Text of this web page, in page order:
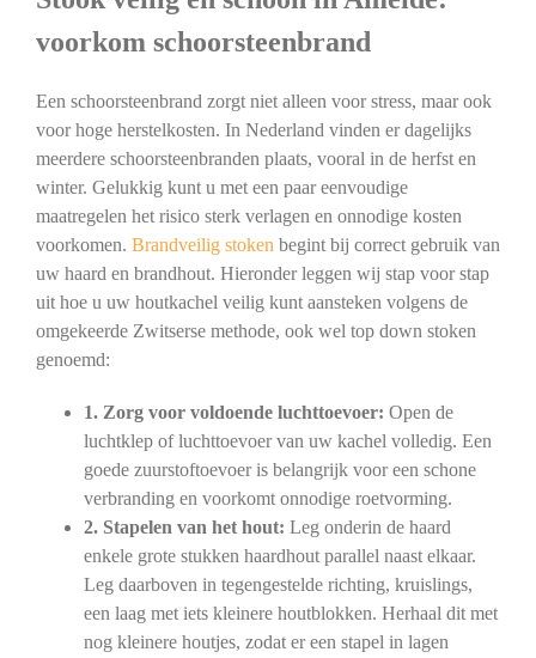
voorkom schoorsteenbrand
Een schoorsteenbrand zorgt niet alleen voor stress, maar ook
voor hoge herstelkosten. In Nederland vinden er dagelijks
meerdere schoorsteenbranden plaats, vooral in de herfst en
winter. Gelukkig kunt u met een paar eenvoudige
maatregelen het risico sterk verlagen en onnodige kosten
voorkomen. Brandveilig stoken begint bij correct gebruik van
uw haard en brandhout. Hieronder leggen wij stap voor stap
uit hoe u uw houtkachel veilig kunt aansteken volgens de
omgekeerde Zwitserse methode, ook wel top down stoken
genoemd:
1. Zorg voor voldoende luchttoevoer: Open de
luchtklep of luchttoevoer van uw kachel volledig. Een
goede zuurstoftoevoer is belangrijk voor een schone
verbranding en voorkomt onnodige roetvorming.
2. Stapelen van het hout: Leg onderin de haard
enkele grote stukken haardhout parallel naast elkaar.
Leg daarboven in tegengestelde richting, kruislings,
een laag met iets kleinere houtblokken. Herhaal dit met
nog kleinere houtjes, zodat er een stapel in lagen